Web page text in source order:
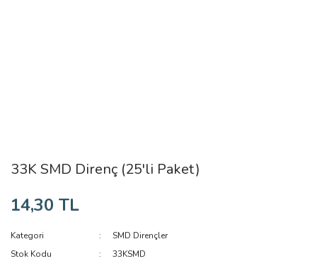
33K SMD Direnç (25'li Paket)
14,30 TL
Kategori
SMD Dirençler
Stok Kodu
33KSMD